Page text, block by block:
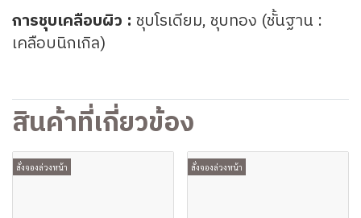
การชุบเคลือบผิว : ชุบโรเดียม, ชุบทอง (ชั้นฐาน :
เคลือบนิกเกิล)
สินค้าที่เกี่ยวข้อง
สั่งจองล่วงหน้า สั่งจองล่วงหน้า